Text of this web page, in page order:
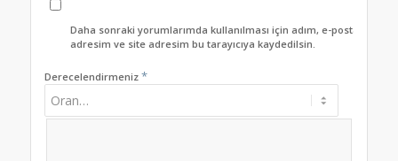
Daha sonraki yorumlarımda kullanılması için adım, e-posta
adresim ve site adresim bu tarayıcıya kaydedilsin.
Derecelendirmeniz *